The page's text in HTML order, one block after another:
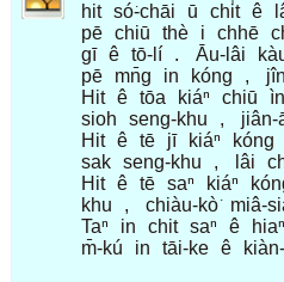
hit só͘-chāi ū chi̍t ê
pē chiū thè i chhē
gī ê tō-lí . Āu-lâi
pē
mn̄g in kóng ,
Hit ê tōa kiáⁿ chiū ìn
sioh
seng-khu , jiân-
Hit ê tē jī kiáⁿ kóng
sak seng-khu , lâi
Hit ê tē saⁿ kiáⁿ
khu
, chiàu-kò͘ miâ-
Taⁿ
in chit saⁿ ê
m̄-kú
in tāi-ke ê